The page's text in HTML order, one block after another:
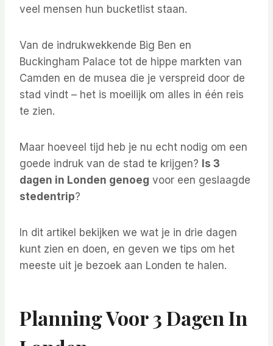
veel mensen hun bucketlist staan.
Van de indrukwekkende Big Ben en
Buckingham Palace tot de hippe markten van
Camden en de musea die je verspreid door de
stad vindt – het is moeilijk om alles in één reis
te zien.
Maar hoeveel tijd heb je nu echt nodig om een
goede indruk van de stad te krijgen? Is 3
dagen in Londen genoeg voor een geslaagde
stedentrip?
In dit artikel bekijken we wat je in drie dagen
kunt zien en doen, en geven we tips om het
meeste uit je bezoek aan Londen te halen.
Planning Voor 3 Dagen In